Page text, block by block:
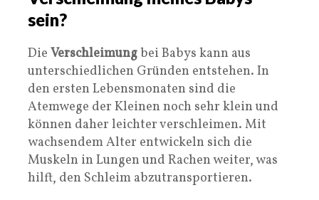
sein?
Die Verschleimungbei Babys kann aus
unterschiedlichen Gründen entstehen. In
den ersten Lebensmonaten sind die
Atemwege der Kleinen noch sehr klein und
können daher leichter verschleimen. Mit
wachsendem Alter entwickeln sich die
Muskeln in Lungen und Rachen weiter, was
hilft, den Schleim abzutransportieren.